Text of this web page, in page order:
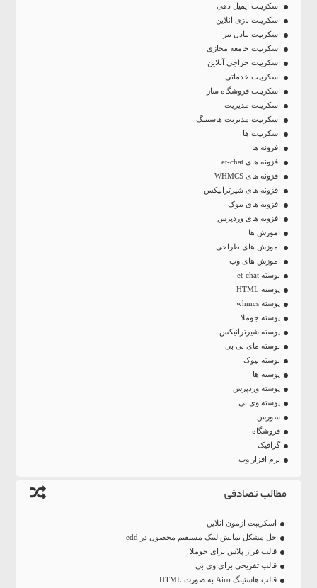
اسکریپت ایمیل دهی
اسکریپت بازی انلاین
اسکریپت تبادل بنر
اسکریپت جامعه مجازی
اسکریپت حراجی آنلاین
اسکریپت خدماتی
اسکریپت فروشگاه ساز
اسکریپت مدیریت
اسکریپت مدیریت هاستینگ
اسکریپت ها
افزونه ها
افزونه های et-chat
افزونه های WHMCS
افزونه های شیرترانیکس
افزونه های نیوک
افزونه های وردپرس
اموزش ها
اموزش های طراحی
اموزش های وب
پوسته et-chat
پوسته HTML
پوسته whmcs
پوسته جوملا
پوسته شیرترانیکس
پوسته مای بی بی
پوسته نیوک
پوسته ها
پوسته وردپرس
پوسته وی بی
سورس
فروشگاه
گرافیک
نرم افزار وب
مطالب تصادفی
اسکریپت ازمون انلاین
حل مشکل نمایش لینک مستقیم محصول در edd
قالب فراز پلاس برای جوملا
قالب تفریحی برای وی بی
قالب هاستینگ Airo به صورت HTML